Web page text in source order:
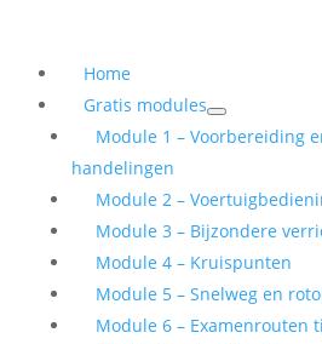
Home
Gratis modules
Module 1 – Voorbereiding
handelingen
Module 2 –
Module 3 – Bijzondere
Module 4 – Kruispunten
Module 5 – Snelweg en
Module 6 – Examenrouten